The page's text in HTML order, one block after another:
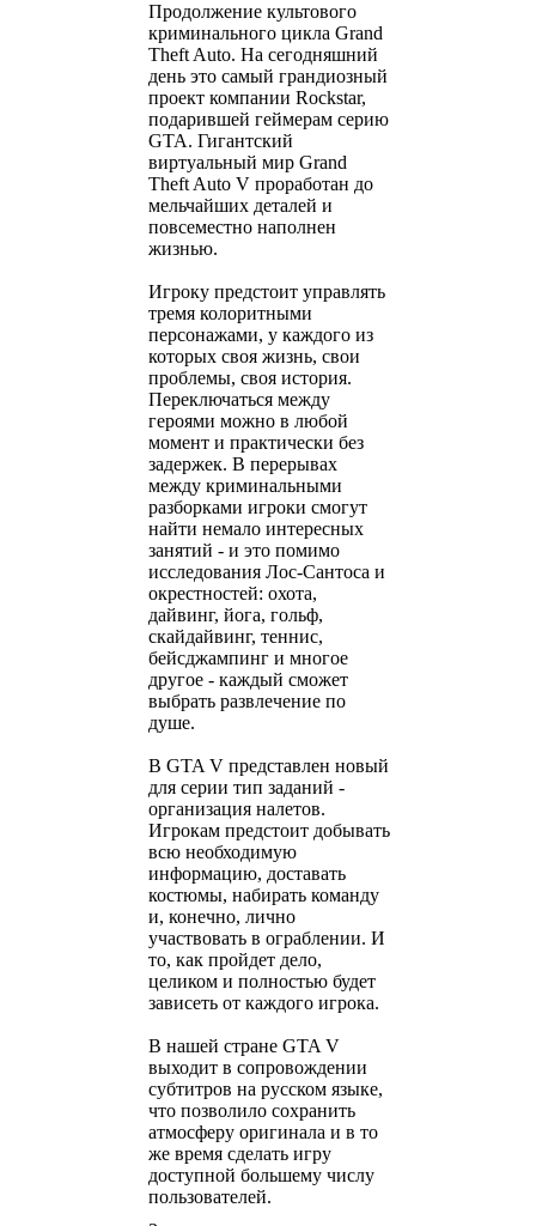
Продолжение культового
криминального цикла Grand
Theft Auto. На сегодняшний
день это самый грандиозный
проект компании Rockstar,
подарившей геймерам серию
GTA. Гигантский
виртуальный мир Grand
Theft Auto V проработан до
мельчайших деталей и
повсеместно наполнен
жизнью.
Игроку предстоит управлять
тремя колоритными
персонажами, у каждого из
которых своя жизнь, свои
проблемы, своя история.
Переключаться между
героями можно в любой
момент и практически без
задержек. В перерывах
между криминальными
разборками игроки смогут
найти немало интересных
занятий - и это помимо
исследования Лос-Сантоса и
окрестностей: охота,
дайвинг, йога, гольф,
скайдайвинг, теннис,
бейсджампинг и многое
другое - каждый сможет
выбрать развлечение по
душе.
В GTA V представлен новый
для серии тип заданий -
организация налетов.
Игрокам предстоит добывать
всю необходимую
информацию, доставать
костюмы, набирать команду
и, конечно, лично
участвовать в ограблении. И
то, как пройдет дело,
целиком и полностью будет
зависеть от каждого игрока.
В нашей стране GTA V
выходит в сопровождении
субтитров на русском языке,
что позволило сохранить
атмосферу оригинала и в то
же время сделать игру
доступной большему числу
пользователей.